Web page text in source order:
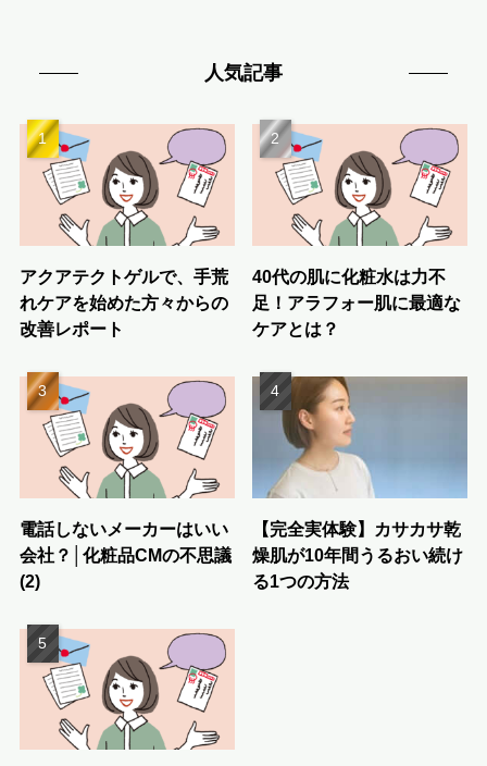
人気記事
アクアテクトゲルで、手荒
れケアを始めた方々からの
改善レポート
40代の肌に化粧水は力不
足！アラフォー肌に最適な
ケアとは？
電話しないメーカーはいい
会社？│化粧品CMの不思議
(2)
【完全実体験】カサカサ乾
燥肌が10年間うるおい続け
る1つの方法